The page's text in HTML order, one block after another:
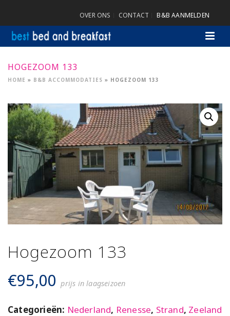
OVER ONS CONTACT B&B AANMELDEN
HOGEZOOM 133
HOME » B&B ACCOMMODATIES » HOGEZOOM 133
Hogezoom 133
€95,00 prijs in laagseizoen
Categorieën: Nederland, Renesse, Strand, Zeeland